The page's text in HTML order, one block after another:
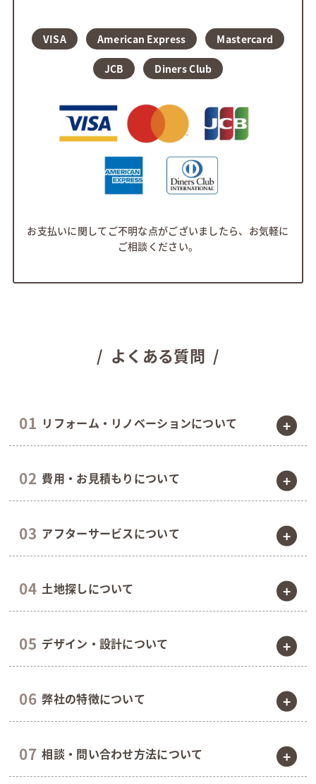
VISA American Express Mastercard
JCB Diners Club
お支払いに関してご不明な点がございましたら、お気軽に
ご相談ください。
よくある質問
リフォーム・リノベーションについて
はい、キッチンやお風呂などの部分的なリフォームか
ら、間取り変更を伴う※大規模なリノベーションまで、
※2025年4月よりリフォーム工事においても「大規模の修
繕」「大規模の模様替え」に該当する場合は確認申請という
をしておりますので、自社で申請手続きを行うことが可能で
す。
費用・お見積もりについて
はい、お見積もりは基本的に無料で承っております。
まずはお気軽にお問い合わせください。
※ただし、耐震補強や大規模な改修をご検討の場合には、詳
細なお見積もりを作成するために専門的な調査（建物診断な
ど）が必要となる場合がございます。その際は事前に調査費
ただきます。
い。
建築費用以外にかかる費用はありますか？
はい、建築費用以外に、諸費用（登記費用、印紙税な
ど）やローン費用、外構工事費などが別途かかる場合が
あります。詳細はお見積もり時にご説明いたします。
アフターサービスについて
はい、お引き渡し後も定期的な点検やメンテナンスを実
施し、安心してお住まいいただけるようサポートいたし
い。
土地探しについて
はい、お客様のご要望に合った土地探しからサポートい
たします。関連会社（Stella株式会社）と連携し、最適
デザイン・設計について
お客様のライフスタイルやご希望に合わせて、北欧ナチ
ュラル、和モダン、インダストリアルなど様々なデザイ
ださい。
弊社の特徴について
地域の特性を理解しているか、実績は豊富か、アフター
サービスは充実しているかなどが挙げられます。弊社は
相談・問い合わせ方法について